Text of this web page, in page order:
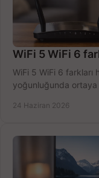
WiFi 5 WiFi 6
WiFi 5 WiFi 6 farkları
yoğunluğunda
24 Haziran 2026